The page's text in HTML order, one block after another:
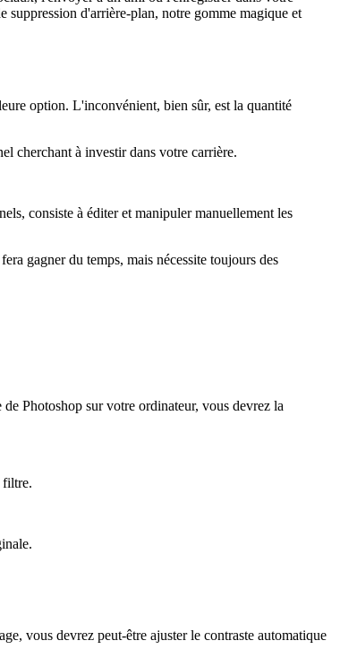
d'arrière-plan, notre gomme magique et
option. L'inconvénient, bien sûr, est la quantité
cherchant à investir dans votre carrière.
consiste à éditer et manipuler manuellement les
gagner du temps, mais nécessite toujours des
Photoshop sur votre ordinateur, vous devrez la
filtre.
vous devrez peut-être ajuster le contraste automatique